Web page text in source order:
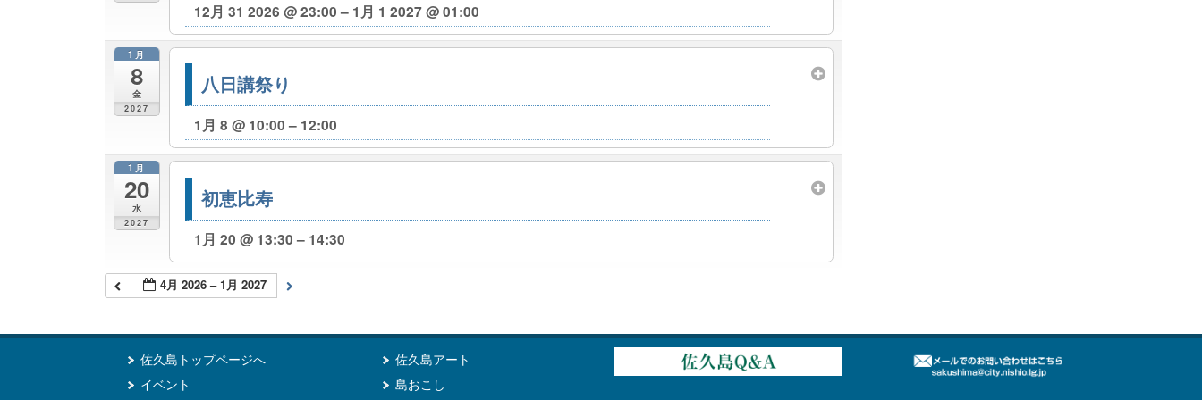
12月 31 2026 @ 23:00 – 1月 1 2027 @ 01:00
1月
8
金
2027
八日講祭り
1月 8 @ 10:00 – 12:00
1月
20
水
2027
初恵比寿
1月 20 @ 13:30 – 14:30
4月 2026 – 1月 2027
佐久島トップページへ
イベント
佐久島アート
島おこし